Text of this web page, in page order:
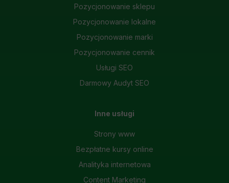
Pozycjonowanie sklepu
Pozycjonowanie lokalne
Pozycjonowanie marki
Pozycjonowanie cennik
Usługi SEO
Darmowy Audyt SEO
Inne usługi
Strony www
Bezpłatne kursy online
Analityka internetowa
Content Marketing